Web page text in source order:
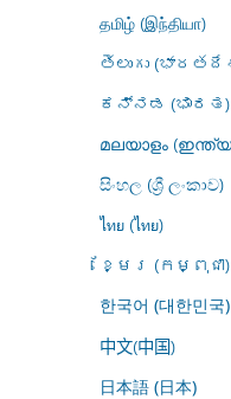
தமிழ் (இந்தியா)
తెలుగు
ಕನ್ನಡ (ಭಾರತ)
മലയാളം
සිංහල (ශ්‍රී ලංකාව)
ไทย (ไทย)
ខ្មែរ (កម្ពុជា)
한국어 (대한민국)
中文(中国)
日本語 (日本)